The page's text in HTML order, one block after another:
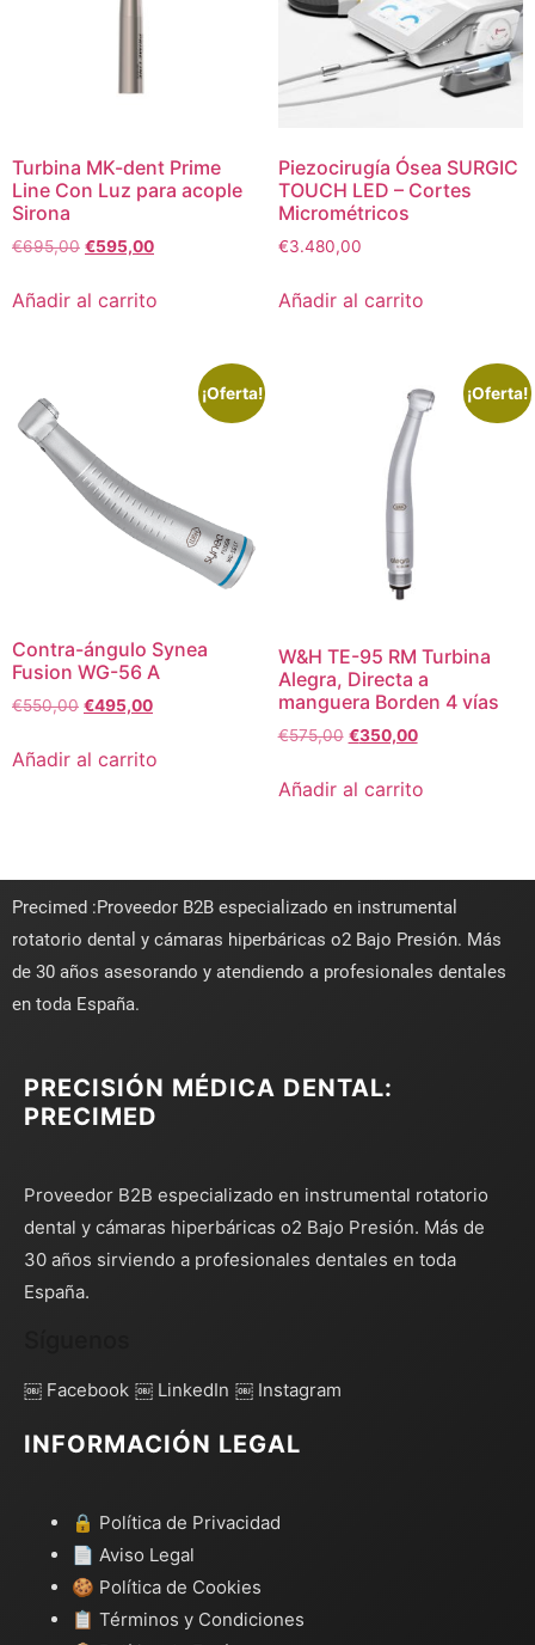
Turbina MK-dent Prime
Line Con Luz para acople
Sirona
€695,00 €595,00
Añadir al carrito
Piezocirugía Ósea SURGIC
TOUCH LED – Cortes
Micrométricos
€3.480,00
Añadir al carrito
¡Oferta!
Contra-ángulo Synea
Fusion WG-56 A
€550,00 €495,00
Añadir al carrito
¡Oferta!
W&H TE-95 RM Turbina
Alegra, Directa a
manguera Borden 4 vías
€575,00 €350,00
Añadir al carrito
Precimed :Proveedor B2B especializado en instrumental
rotatorio dental y cámaras hiperbáricas o2 Bajo Presión. Más
de 30 años asesorando y atendiendo a profesionales dentales
en toda España.
PRECISIÓN MÉDICA DENTAL:
PRECIMED
Proveedor B2B especializado en instrumental rotatorio
dental y cámaras hiperbáricas o2 Bajo Presión. Más de
30 años sirviendo a profesionales dentales en toda
España.
￼ Facebook ￼ LinkedIn ￼ Instagram
INFORMACIÓN LEGAL
🔒 Política de Privacidad
📄 Aviso Legal
🍪 Política de Cookies
📋 Términos y Condiciones